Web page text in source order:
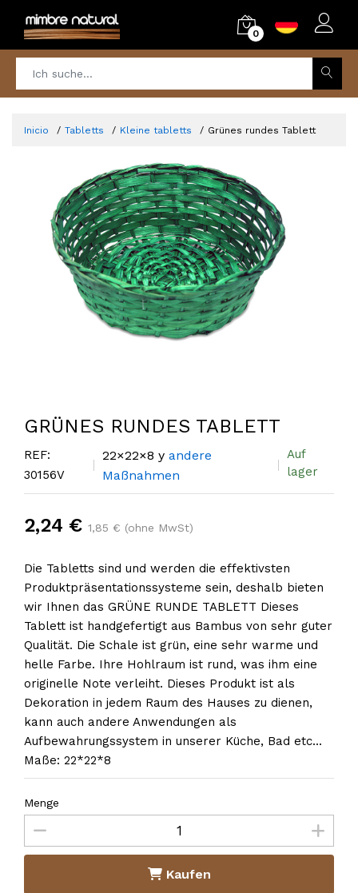
0
Inicio Tabletts Kleine tabletts Grünes rundes Tablett
GRÜNES RUNDES TABLETT
REF:
30156V
22×22×8 yandere
Maßnahmen
Auf
lager
2,24 € 1,85 € (ohne MwSt)
Die Tabletts sind und werden die effektivsten
Produktpräsentationssysteme sein, deshalb bieten
wir Ihnen das GRÜNE RUNDE TABLETT Dieses
Tablett ist handgefertigt aus Bambus von sehr guter
Qualität. Die Schale ist grün, eine sehr warme und
helle Farbe. Ihre Hohlraum ist rund, was ihm eine
originelle Note verleiht. Dieses Produkt ist als
Dekoration in jedem Raum des Hauses zu dienen,
kann auch andere Anwendungen als
Aufbewahrungssystem in unserer Küche, Bad etc...
Maße: 22*22*8
Menge
Kaufen